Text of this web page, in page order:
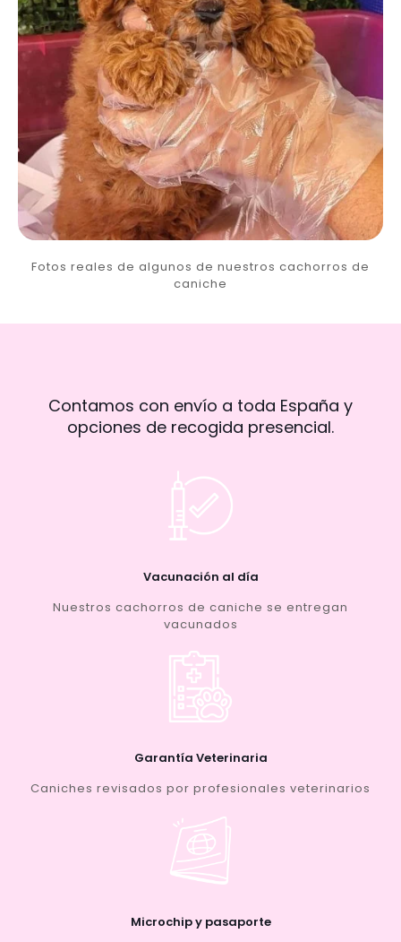
Fotos reales de algunos de nuestros cachorros de
caniche
Contamos con envío a toda España y
opciones de recogida presencial.
Vacunación al día
Nuestros cachorros de caniche se entregan
vacunados
Garantía Veterinaria
Caniches revisados por profesionales veterinarios
Microchip y pasaporte